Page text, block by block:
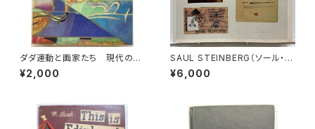
ダダ運動と画家たち 現代の絵
画16 1973年 平凡社
¥2,000
SAUL STEINBERG（ソール・ス
タインバーグ） Text by Haro
ld Rosenberg 1978年 AL
¥6,000